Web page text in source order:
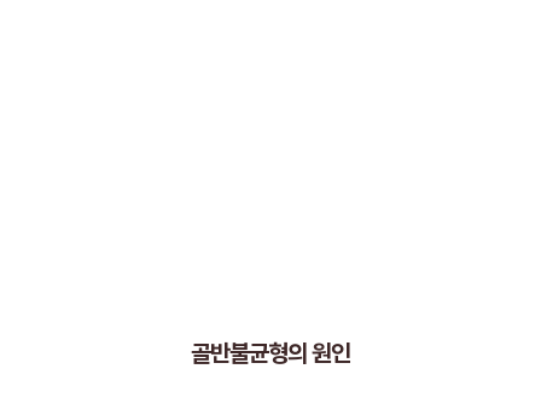
골반불균형의 원인